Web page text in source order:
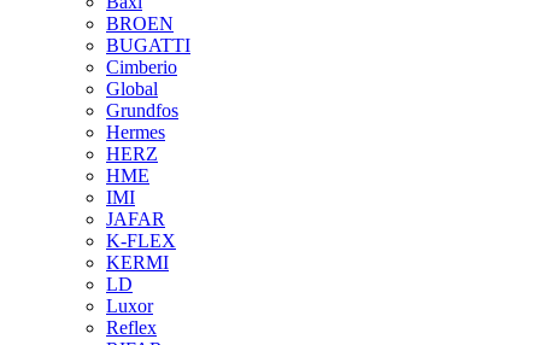
BROEN
BUGATTI
Cimberio
Global
Grundfos
Hermes
HERZ
HME
IMI
JAFAR
K-FLEX
KERMI
LD
Luxor
Reflex